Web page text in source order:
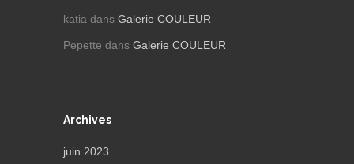
katia dans Galerie COULEUR
Pepette dans Galerie COULEUR
Archives
juin 2023